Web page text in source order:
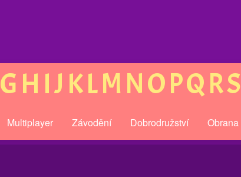
GH IJ KLMNOPQRS
Multiplayer Závodění Dobrodružství Obrana